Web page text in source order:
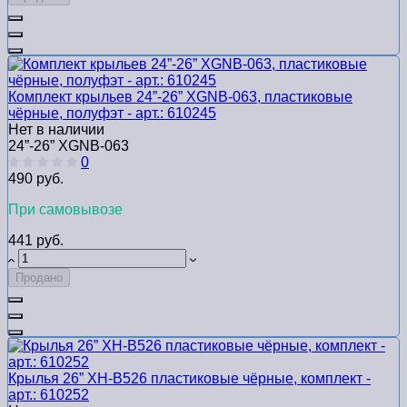
Комплект крыльев 24”-26” XGNB-063, пластиковые
чёрные, полуфэт - арт.: 610245
Нет в наличии
24”-26” XGNB-063
0
490 руб.
При самовывозе
441 руб.
Продано
Крылья 26” XH-B526 пластиковые чёрные, комплект -
арт.: 610252